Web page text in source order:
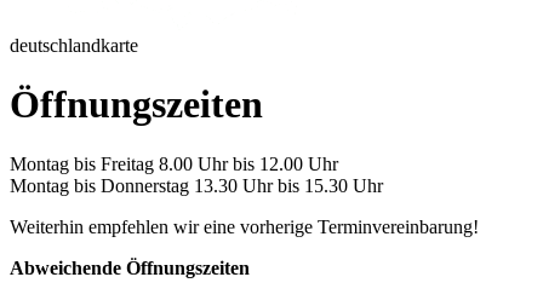
deutschlandkarte
Öffnungszeiten
Montag bis Freitag 8.00 Uhr bis 12.00 Uhr
Montag bis Donnerstag 13.30 Uhr bis 15.30 Uhr
Weiterhin empfehlen wir eine vorherige Terminvereinbarung!
Abweichende Öffnungszeiten